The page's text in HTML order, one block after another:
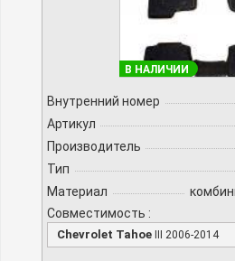
В НАЛИЧИИ
Внутренний номер
Артикул
Производитель
Тип
Материал
Совместимость :
Chevrolet Tahoe III 2006-2014